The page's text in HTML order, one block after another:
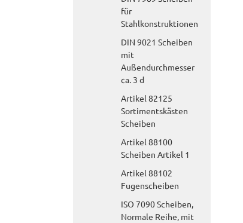
für
Stahlkonstruktionen
DIN 9021 Scheiben
mit
Außendurchmesser
ca. 3 d
Artikel 82125
Sortimentskästen
Scheiben
Artikel 88100
Scheiben Artikel 1
Artikel 88102
Fugenscheiben
ISO 7090 Scheiben,
Normale Reihe, mit